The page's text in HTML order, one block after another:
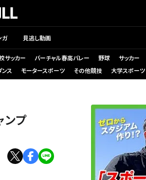
ガ 見逃し動画
サッカー バーチャル春高バレー 野球 サッカー
ンス モータースポーツ その他競技 大学スポーツ
ンプ